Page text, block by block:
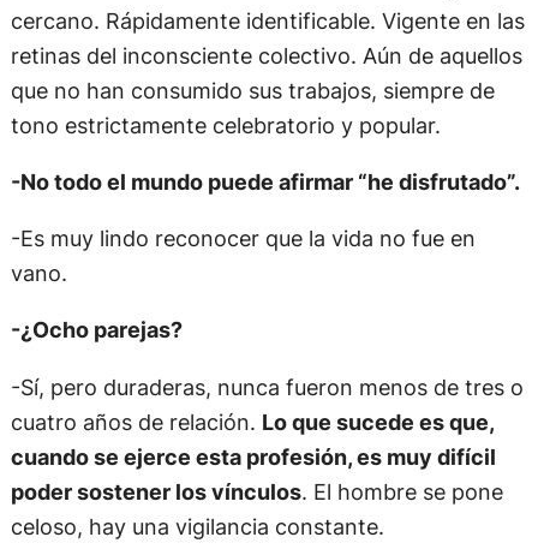
cercano. Rápidamente identificable. Vigente en las
retinas del inconsciente colectivo. Aún de aquellos
que no han consumido sus trabajos, siempre de
tono estrictamente celebratorio y popular.
-No todo el mundo puede afirmar “he disfrutado”.
-Es muy lindo reconocer que la vida no fue en
vano.
-¿Ocho parejas?
-Sí, pero duraderas, nunca fueron menos de tres o
cuatro años de relación. Lo que sucede es que,
cuando se ejerce esta profesión, es muy difícil
poder sostener los vínculos. El hombre se pone
celoso, hay una vigilancia constante.